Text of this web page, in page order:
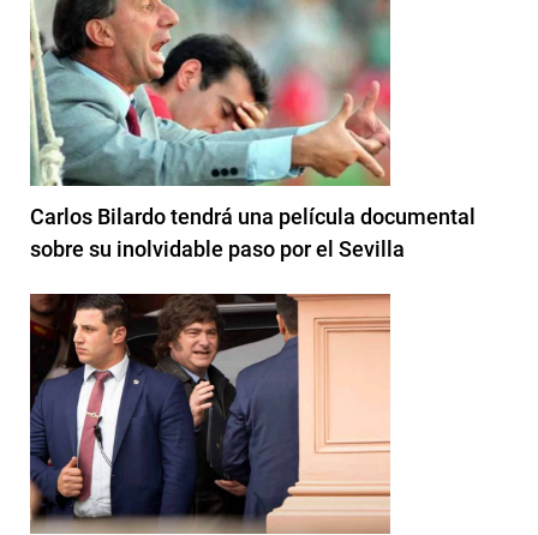
Carlos Bilardo tendrá una película documental
sobre su inolvidable paso por el Sevilla